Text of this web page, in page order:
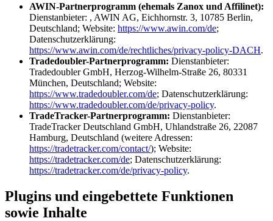
AWIN-Partnerprogramm (ehemals Zanox und Affilinet):
Dienstanbieter: , AWIN AG, Eichhornstr. 3, 10785 Berlin,
Deutschland; Website: https://www.awin.com/de;
Datenschutzerklärung:
https://www.awin.com/de/rechtliches/privacy-policy-DACH.
Tradedoubler-Partnerprogramm: Dienstanbieter:
Tradedoubler GmbH, Herzog-Wilhelm-Straße 26, 80331
München, Deutschland; Website:
https://www.tradedoubler.com/de; Datenschutzerklärung:
https://www.tradedoubler.com/de/privacy-policy.
TradeTracker-Partnerprogramm: Dienstanbieter:
TradeTracker Deutschland GmbH, Uhlandstraße 26, 22087
Hamburg, Deutschland (weitere Adressen:
https://tradetracker.com/contact/); Website:
https://tradetracker.com/de; Datenschutzerklärung:
https://tradetracker.com/de/privacy-policy.
Plugins und eingebettete Funktionen
sowie Inhalte